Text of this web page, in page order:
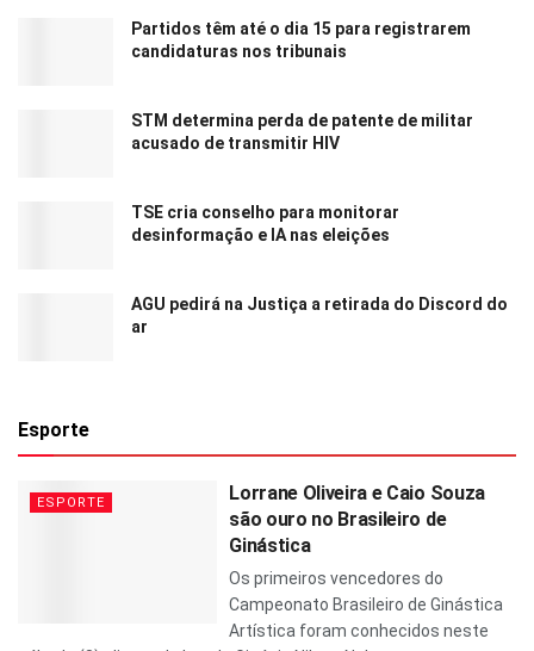
Partidos têm até o dia 15 para registrarem
candidaturas nos tribunais
STM determina perda de patente de militar
acusado de transmitir HIV
TSE cria conselho para monitorar
desinformação e IA nas eleições
AGU pedirá na Justiça a retirada do Discord do
ar
Esporte
ESPORTE
Lorrane Oliveira e Caio Souza
são ouro no Brasileiro de
Ginástica
Os primeiros vencedores do
Campeonato Brasileiro de Ginástica
Artística foram conhecidos neste